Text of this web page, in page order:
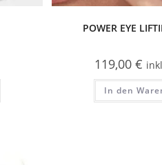
POWER EYE
119,00 €
In den